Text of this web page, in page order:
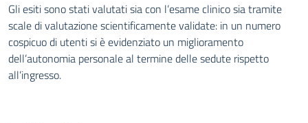
Gli esiti sono stati valutati sia con l’esame clinico sia tramite
scale di valutazione scientificamente validate: in un numero
cospicuo di utenti si è evidenziato un miglioramento
dell’autonomia personale al termine delle sedute rispetto
all’ingresso.